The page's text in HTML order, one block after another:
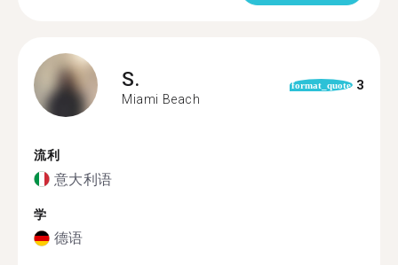
S.
Miami Beach
format_quote 3
流利
意大利语
学
德语